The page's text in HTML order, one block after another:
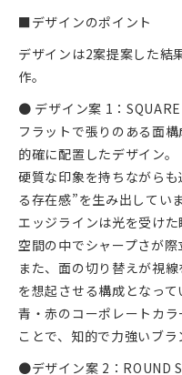
■デザインのポイント
デザインは2案提案した結
作。
● デザイン案 1：SQUARE
フラットで張りのある面
的確に配置したデザイン。
硬質な印象を持ちながら
る存在感”を生み出していま
エッジラインは光を受け
空間の中でシャープさが際
また、面の切り替えが視
を想起させる構成となって
青・赤のコーポレートカ
ことで、知的で力強いブラ
●デザイン案 2：ROUND